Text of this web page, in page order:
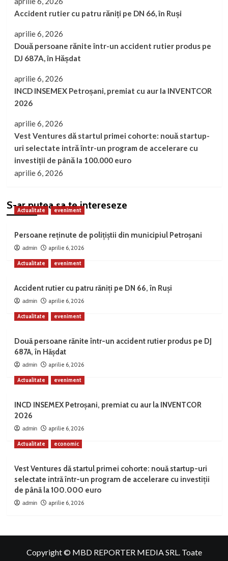
studenții
și
didactice
contribuie
la
analizarea
muncii
Accident rutier cu patru răniți pe DN 66, în Ruși
aprilie 6, 2026
Două persoane rănite într-un accident rutier produs pe
DJ 687A, în Hășdat
aprilie 6, 2026
INCD INSEMEX Petroșani, premiat cu aur la INVENTCOR
2026
aprilie 6, 2026
Vest Ventures dă startul primei cohorte: nouă startup-
uri selectate intră într-un program de accelerare cu
investiții de până la 100.000 euro
aprilie 6, 2026
S-ar putea sa te intereseze
Actualitate eveniment
Persoane reținute de polițiștii din municipiul Petroșani
admin aprilie 6, 2026
Actualitate eveniment
Accident rutier cu patru răniți pe DN 66, în Ruși
admin aprilie 6, 2026
Actualitate eveniment
Două persoane rănite într-un accident rutier produs pe DJ
687A, în Hășdat
admin aprilie 6, 2026
Actualitate eveniment
INCD INSEMEX Petroșani, premiat cu aur la INVENTCOR
2026
admin aprilie 6, 2026
Actualitate economic
Vest Ventures dă startul primei cohorte: nouă startup-uri
selectate intră într-un program de accelerare cu investiții
de până la 100.000 euro
admin aprilie 6, 2026
Copyright © MBD REPORTER MEDIA SRL. Toate